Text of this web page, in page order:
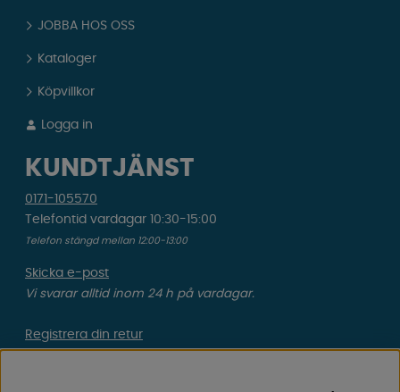
JOBBA HOS OSS
Kataloger
Köpvillkor
Logga in
KUNDTJÄNST
0171-105570
Telefontid vardagar 10:30-15:00
Telefon stängd mellan 12:00-13:00
Skicka e-post
Vi svarar alltid inom 24 h på vardagar.
Registrera din retur